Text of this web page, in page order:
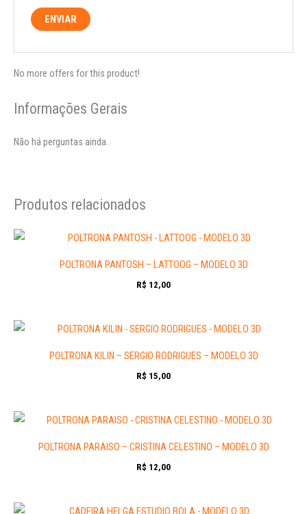
No more offers for this product!
Informações Gerais
Não há perguntas ainda.
Produtos relacionados
POLTRONA PANTOSH – LATTOOG – MODELO 3D
R$ 12,00
POLTRONA KILIN – SERGIO RODRIGUES – MODELO 3D
R$ 15,00
POLTRONA PARAISO – CRISTINA CELESTINO – MODELO 3D
R$ 12,00